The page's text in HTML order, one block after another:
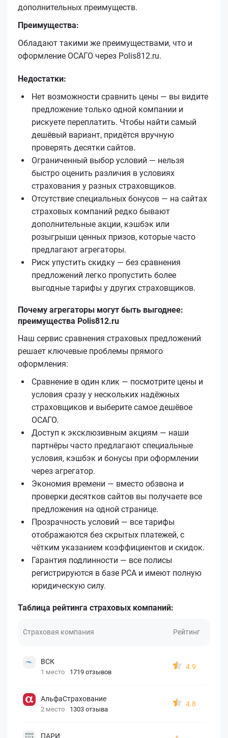
дополнительных преимуществ.
Преимущества:
Обладают такими же преимуществами, что и
оформление ОСАГО через Polis812.ru.
Недостатки:
Нет возможности сравнить цены — вы видите
предложение только одной компании и
рискуете переплатить. Чтобы найти самый
дешёвый вариант, придётся вручную
проверять десятки сайтов.
Ограниченный выбор условий — нельзя
быстро оценить различия в условиях
страхования у разных страховщиков.
Отсутствие специальных бонусов — на сайтах
страховых компаний редко бывают
дополнительные акции, кэшбэк или
розыгрыши ценных призов, которые часто
предлагают агрегаторы.
Риск упустить скидку — без сравнения
предложений легко пропустить более
выгодные тарифы у других страховщиков.
Почему агрегаторы могут быть выгоднее:
преимущества Polis812.ru
Наш сервис сравнения страховых предложений
решает ключевые проблемы прямого
оформления:
Сравнение в один клик — посмотрите цены и
условия сразу у нескольких надёжных
страховщиков и выберите самое дешёвое
ОСАГО.
Доступ к эксклюзивным акциям — наши
партнёры часто предлагают специальные
условия, кэшбэк и бонусы при оформлении
через агрегатор.
Экономия времени — вместо обзвона и
проверки десятков сайтов вы получаете все
предложения на одной странице.
Прозрачность условий — все тарифы
отображаются без скрытых платежей, с
чётким указанием коэффициентов и скидок.
Гарантия подлинности — все полисы
регистрируются в базе РСА и имеют полную
юридическую силу.
Таблица рейтинга страховых компаний:
Страховая компания Рейтинг
ВСК
1 место 1719 отзывов
4.9
АльфаСтрахование
2 место 1303 отзыва
4.8
ПАРИ